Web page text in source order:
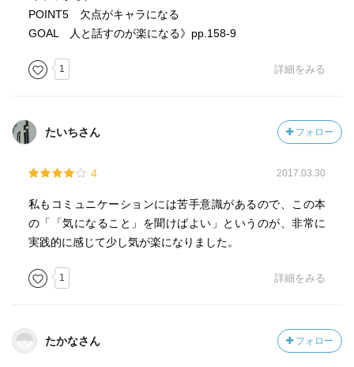
POINT5 欠点がキャラになる
GOAL 人と話すのが楽になる》pp.158-9
1 詳細をみる
たいちさん フォロー
4 2017.03.30
私もコミュニケーションには苦手意識があるので、この本
の「「気になること」を聞けばよい」というのが、非常に
実践的に感じて少し気が楽になりました。
1 詳細をみる
たかなさん フォロー